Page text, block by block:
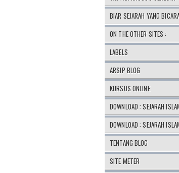
BIAR SEJARAH YANG
ON THE OTHER SITES :
LABELS
ARSIP BLOG
KURSUS ONLINE
DOWNLOAD : SEJARAH
DOWNLOAD : SEJARAH
TENTANG BLOG
SITE METER